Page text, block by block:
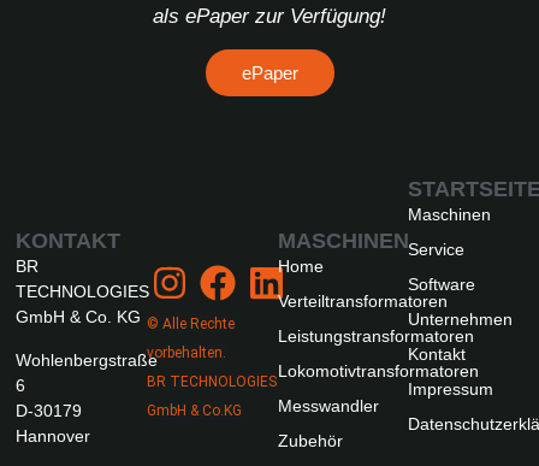
als ePaper zur Verfügung!
ePaper
© Alle Rechte
vorbehalten.
BR TECHNOLOGIES
GmbH & Co.KG
Maschinen
Service
Software
Unternehmen
Kontakt
Impressum
MASCHINEN
Home
Verteiltransformatoren
Leistungstransformatoren
Lokomotivtransformatoren
Messwandler
Zubehör
KONTAKT
BR
TECHNOLOGIES
GmbH & Co. KG
Wohlenbergstraße
6
D-30179
Hannover